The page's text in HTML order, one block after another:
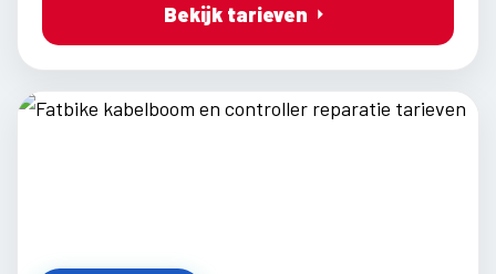
Bekijk tarieven